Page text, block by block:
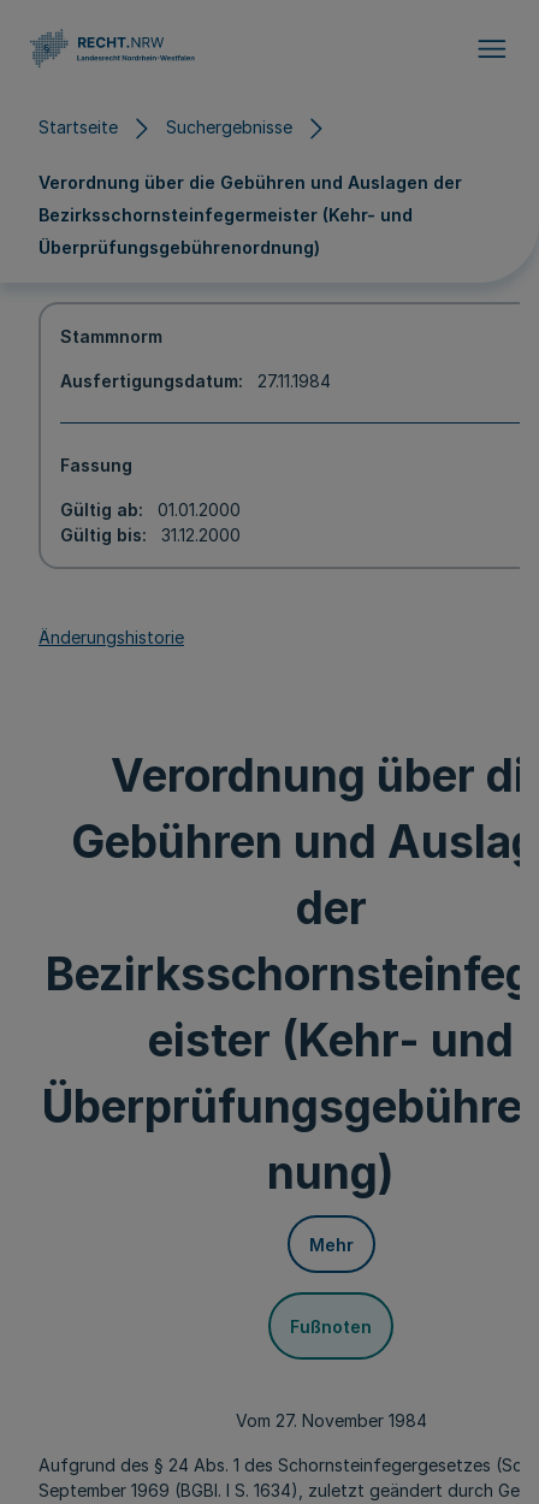
Startseite Suchergebnisse
Verordnung über die Gebühren und Auslagen der
Bezirksschornsteinfegermeister (Kehr- und
Überprüfungsgebührenordnung)
Stammnorm
Ausfertigungsdatum 27.11.1984
Fassung
Gültig ab
01.01.2000
Gültig bis
31.12.2000
Änderungshistorie
Verordnung über
Gebühren und
der
eister (Kehr- und
nung)
Mehr
Fußnoten
Vom 27. November 1984
Aufgrund des § 24 Abs. 1 des Schornsteinfegergesetzes
September 1969 (BGBl. I S. 1634), zuletzt geändert durch